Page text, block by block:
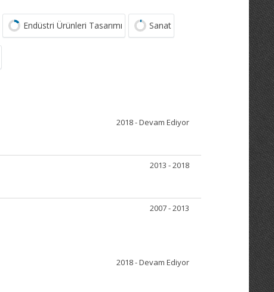
Endüstri Ürünleri Tasarımı Sanat
2018 - Devam Ediyor
2013 - 2018
2007 - 2013
2018 - Devam Ediyor